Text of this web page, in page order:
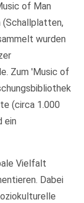
of Man
(Schallplatten,
wurden
Zum 'Music of
(circa 1.000
ein
Vielfalt
Dabei